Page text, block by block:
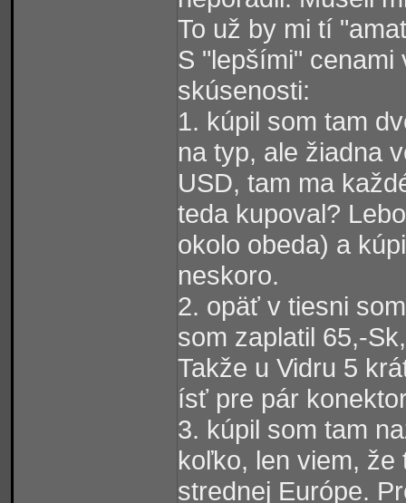
To už by mi tí
S "lepšími" cenami
skúsenosti:
1. kúpil som tam
na typ, ale žiadna
USD, tam ma
teda kupoval?
okolo obeda) a
neskoro.
2. opäť v tiesni
som zaplatil 65,-
Takže u Vidru 5
ísť pre pár
3. kúpil som tam
koľko, len viem, že
strednej Európe.